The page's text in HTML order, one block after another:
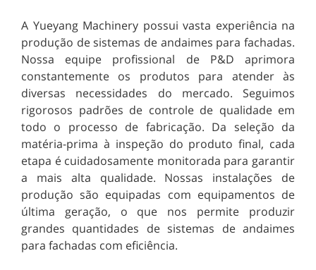
A Yueyang Machinery possui vasta experiência na
produção de sistemas de andaimes para fachadas.
Nossa equipe profissional de P&D aprimora
constantemente os produtos para atender às
diversas necessidades do mercado. Seguimos
rigorosos padrões de controle de qualidade em
todo o processo de fabricação. Da seleção da
matéria-prima à inspeção do produto final, cada
etapa é cuidadosamente monitorada para garantir
a mais alta qualidade. Nossas instalações de
produção são equipadas com equipamentos de
última geração, o que nos permite produzir
grandes quantidades de sistemas de andaimes
para fachadas com eficiência.